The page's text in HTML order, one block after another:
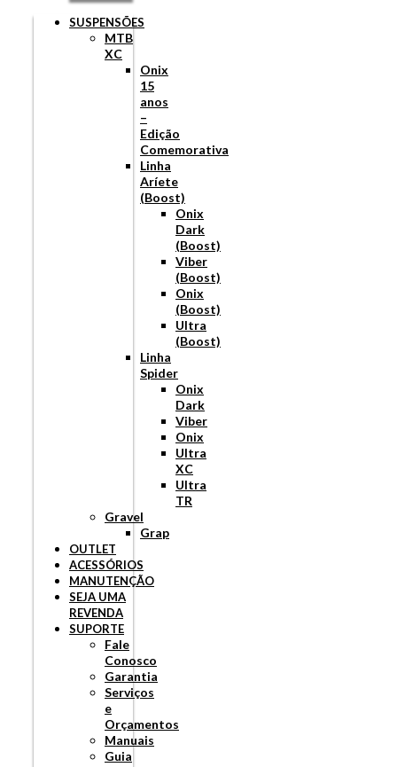
SUSPENSÕES
MTB
XC
Onix
15
anos
–
Edição
Comemorativa
Linha
Aríete
(Boost)
Onix
Dark
(Boost)
Viber
(Boost)
Onix
(Boost)
Ultra
(Boost)
Linha
Spider
Onix
Dark
Viber
Onix
Ultra
XC
Ultra
TR
Gravel
Grap
OUTLET
ACESSÓRIOS
MANUTENÇÃO
SEJA UMA
REVENDA
SUPORTE
Fale
Conosco
Garantia
Serviços
e
Orçamentos
Manuais
Guia